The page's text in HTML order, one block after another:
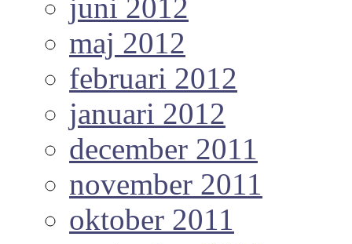
juni 2012
maj 2012
februari 2012
januari 2012
december 2011
november 2011
oktober 2011